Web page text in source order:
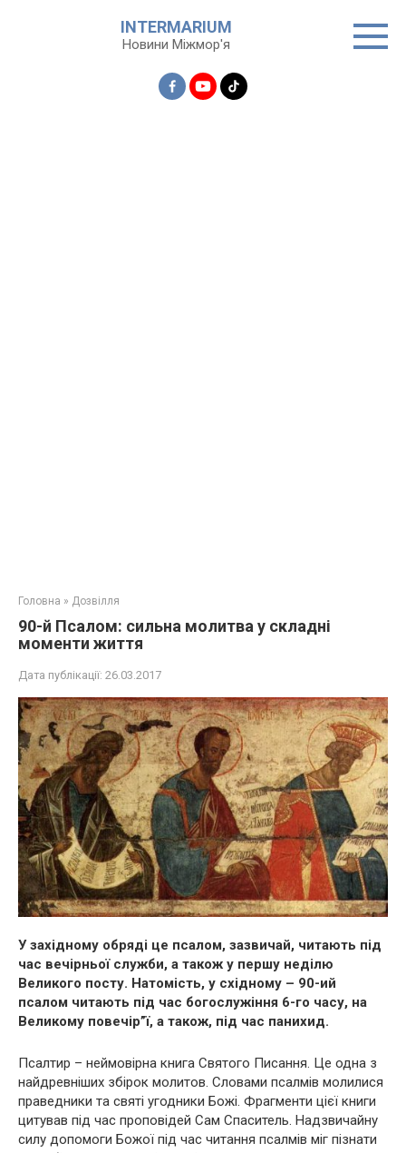
INTERMARIUM
Новини Міжмор'я
Головна » Дозвілля
90-й Псалом: сильна молитва у складні
моменти життя
Дата публікації: 26.03.2017
У західному обряді це псалом, зазвичай, читають під
час вечірньої служби, а також у першу неділю
Великого посту. Натомість, у східному – 90-ий
псалом читають під час богослужіння 6-го часу, на
Великому повечір”ї, а також, під час панихид.
Псалтир – неймовірна книга Святого Писання. Це одна з
найдревніших збірок молитов. Словами псалмів молилися
праведники та святі угодники Божі. Фрагменти цієї книги
цитував під час проповідей Сам Спаситель. Надзвичайну
силу допомоги Божої під час читання псалмів міг пізнати